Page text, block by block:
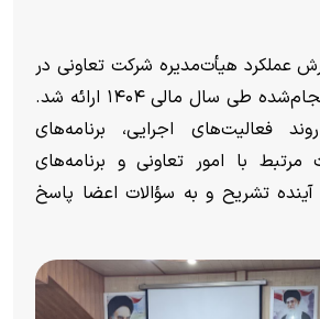
عملکرد هیأت‌مدیره شرکت تعاونی در
خصوص اقدامات انجام‌شده طی سال مالی ۱۴۰۴ ارائه شد.
فعالیت‌های اجرایی، برنامه‌های
مرتبط با امور تعاونی و برنامه‌های
تشریح و به سؤالات اعضا پاسخ